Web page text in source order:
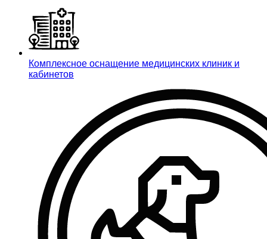
Комплексное оснащение медицинских клиник и
кабинетов